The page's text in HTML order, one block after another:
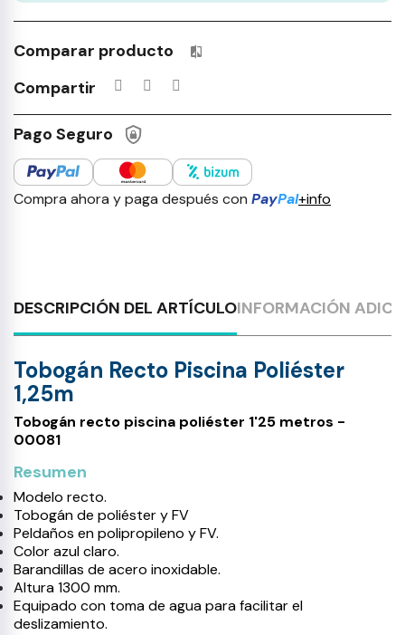
Comparar producto Productos incluidos en tu lista
Compartir
Pago Seguro
Compra ahora y paga después con PayPal+info
DESCRIPCIÓN DEL ARTÍCULOINFORMACIÓN
Tobogán Recto Piscina Poliéster
1,25m
Tobogán recto piscina poliéster 1'25 metros -
00081
Resumen
Modelo recto.
Tobogán de poliéster y FV
Peldaños en polipropileno y FV.
Color azul claro.
Barandillas de acero inoxidable.
Altura 1300 mm.
Equipado con toma de agua para facilitar el
deslizamiento.